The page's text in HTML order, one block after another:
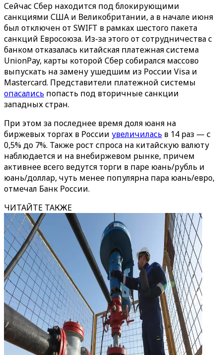
Сейчас Сбер находится под блокирующими
санкциями США и Великобритании, а в начале июня
был отключен от SWIFT в рамках шестого пакета
санкций Евросоюза. Из-за этого от сотрудничества с
банком отказалась китайская платежная система
UnionPay, карты которой Сбер собирался массово
выпускать на замену ушедшим из России Visa и
Mastercard. Представители платежной системы
опасались попасть под вторичные санкции
западных стран.
При этом за последнее время доля юаня на
биржевых торгах в России увеличилась в 14 раз — с
0,5% до 7%. Также рост спроса на китайскую валюту
наблюдается и на внебиржевом рынке, причем
активнее всего ведутся торги в паре юань/рубль и
юань/доллар, чуть менее популярна пара юань/евро,
отмечал Банк России.
ЧИТАЙТЕ ТАКЖЕ